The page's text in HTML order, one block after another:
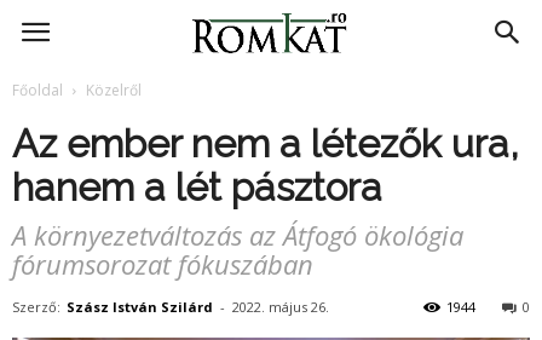
RomKat.ro
Főoldal Közelről
Az ember nem a létezők ura,
hanem a lét pásztora
A környezetváltozás az Átfogó ökológia
fórumsorozat fókuszában
Szerző: Szász István Szilárd - 2022. május 26. 0
1944